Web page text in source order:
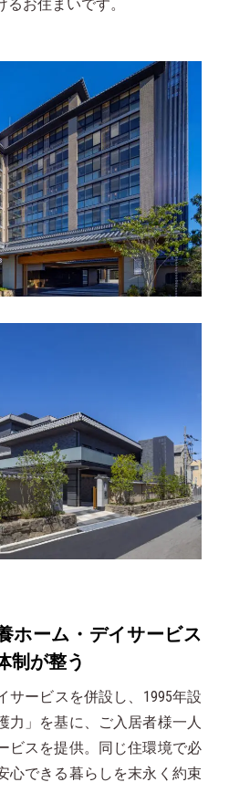
お住まいです。
ーム・デイサービス
制が整う
サービスを併設し、1995年設
力」を基に、ご入居者様一人
ビスを提供。同じ住環境で必
心できる暮らしを末永く約束